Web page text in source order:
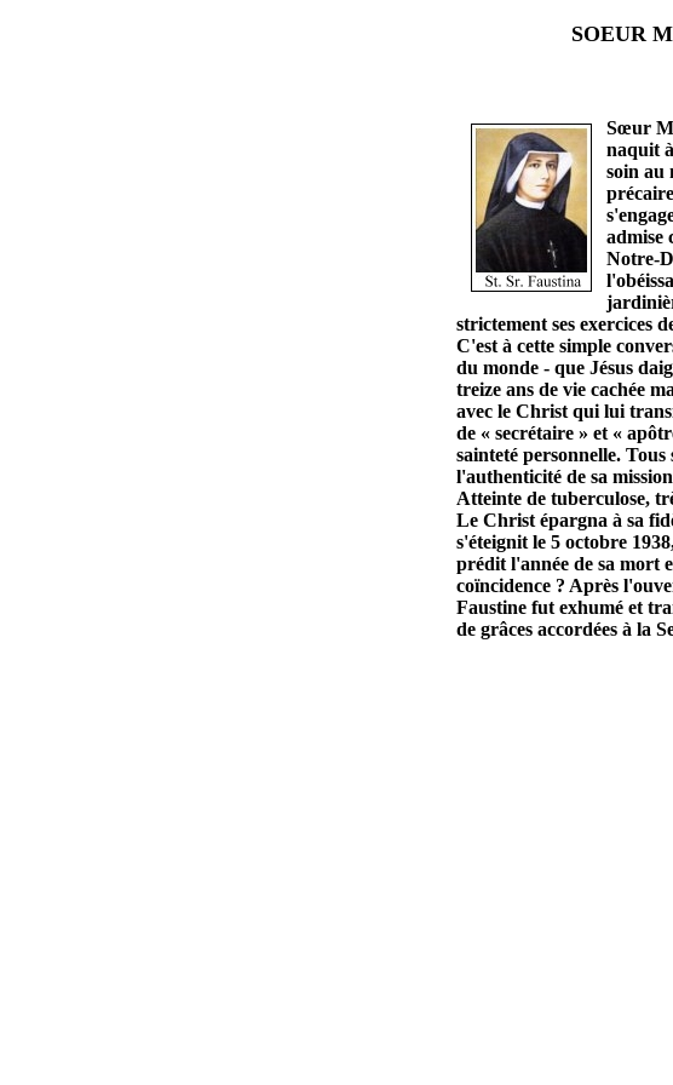
SOEUR
Sœur
naquit
soin au
admise
Notre-
strictement ses exercices
C'est à cette simple
du monde - que Jésus
treize ans de vie cachée
avec le Christ qui lui
de « secrétaire » et «
sainteté personnelle.
l'authenticité de sa
Atteinte de tuberculose,
Le Christ épargna à sa
s'éteignit le 5 octobre
prédit l'année de sa mort
coïncidence ? Après
Faustine fut exhumé et
de grâces accordées à la